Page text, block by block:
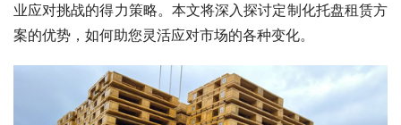
业应对挑战的得力策略。本文将深入探讨定制化托盘租赁方
案的优势，如何助您灵活应对市场的各种变化。